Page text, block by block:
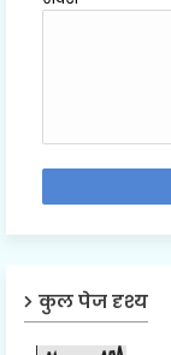
कुल पेज दृश्य